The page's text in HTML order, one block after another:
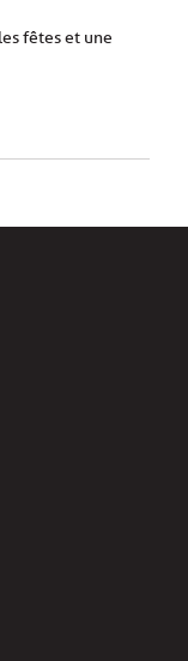
fêtes et une